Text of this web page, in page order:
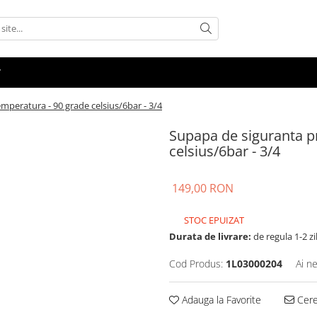
- 90 grade celsius/6bar - 3/4
Supapa de siguranta
celsius/6bar - 3/4
149,00 RON
STOC EPUIZAT
Durata de livrare: de regula 1-2
Cod Produs: 1L03000204 Ai
Adauga la Favorite